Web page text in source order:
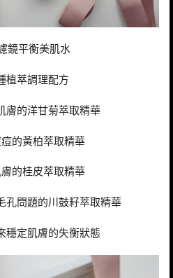
鏡平衡美肌水
植萃調理配方
膚的洋甘菊萃取精華
的黃柏萃取精華
的桂皮萃取精華
孔問題的川鼓籽萃取精華
穩定肌膚的失衡狀態